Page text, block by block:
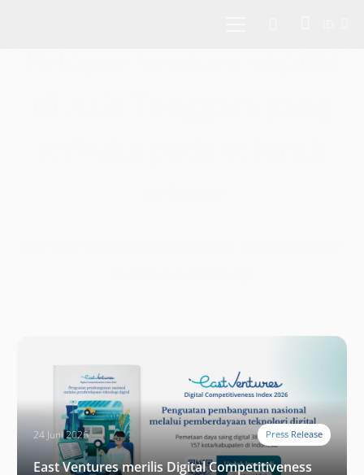
24 Juni 2026 Press Release
East Ventures merilis Digital Competitiveness